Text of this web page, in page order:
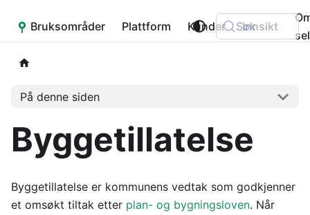
Placepoint
Bruksområder Plattform Kunder Innsikt
Søk
På denne siden
Byggetillatelse
Byggetillatelse er kommunens vedtak som godkjenner
et omsøkt tiltak etter plan- og bygningsloven. Når